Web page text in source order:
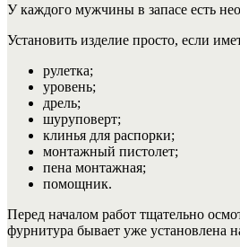
У каждого мужчины в запасе есть
Установить изделие просто, если
рулетка;
уровень;
дрель;
шуруповерт;
клинья для распорки;
монтажный пистолет;
пена монтажная;
помощник.
Перед началом работ тщательно
фурнитура бывает уже установлена